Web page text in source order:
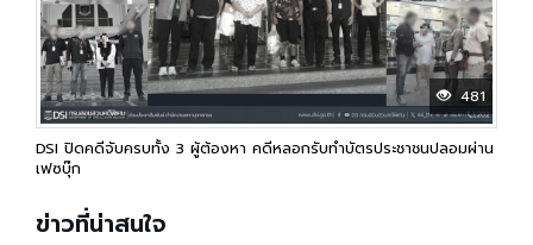
481
DSI ปิดคดีจับครบทั้ง 3 ผู้ต้องหา คดีหลอกรับทำบัตรประชาชนปลอมผ่าน
เฟซบุ๊ก
ข่าวที่น่าสนใจ